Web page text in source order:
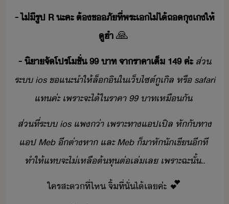
-​ ​ไ่ี​รูป​ ​R​ ​ะคะ​ ​ต้​ขภั​ที่​พระเ​ไ่ไ้​ถ​ุ​เ​ให้​
ูฮำ​🙏
-​ ​ิา​จั​โปรโชั่​ ​99​ ​าท​ ​จา​ราคา​เต็​ ​149​ ​ค่ะ​ ส่​
ระ​ ​ios​ ​ข​แะำ​ให้​ล็ิ​ใ​เ็ไซต์​ูเิล​ ​หรื​ ​safari​
​แท​ค่ะ​ ​เพราะ​จะ​ไ้​ใ​ราคา​ ​99​ ​าท​เหืั​ ​
ส่​ที่​ระ​ ​ios​ ​แพ​่า​ ​เพราะ​ทา​แปเปิล​ ​หั​ั​ทา​
แป​ ​Meb​ ​ี​ต่าหา​ ​และ​ ​Meb​ ​็​า​หั​ัเขี​ีที​ ​
ทำให้​แทจะ​ไ่​เหลื​ต้ทุ​ต่​เล่​เล​ ​เพราะฉะั้​..
ใคร​สะ​ที่ไห​ ​จิ้​ที่ั่​ไ้​เล​ค่ะ​ 💕